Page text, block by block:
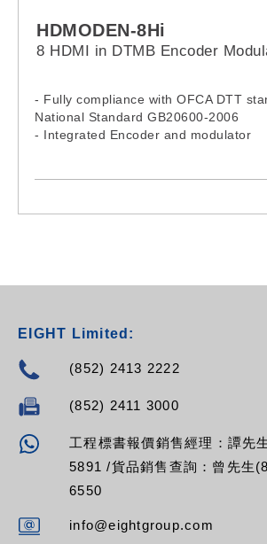
HDMODEN-8Hi
8 HDMI in DTMB Encoder
- Fully compliance with OFCA DTT
National Standard GB20600-2006
- Integrated Encoder and modulator
EIGHT Limited:
(852) 2413 2222
(852) 2411 3000
工程標書報價銷售經理：譚先
5891 /貨品銷售查詢：曾先生
6550
info@eightgroup.com